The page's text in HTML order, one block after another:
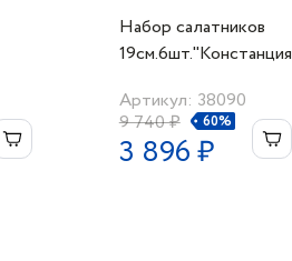
Набор салатников
19см.6шт."Констанция
Артикул: 38090
9 740 ₽
60%
3 896 ₽